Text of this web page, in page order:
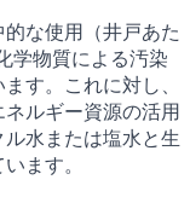
な使用（井戸あた
学物質による汚染
す。これに対し、
ルギー資源の活用
水または塩水と生
ます。